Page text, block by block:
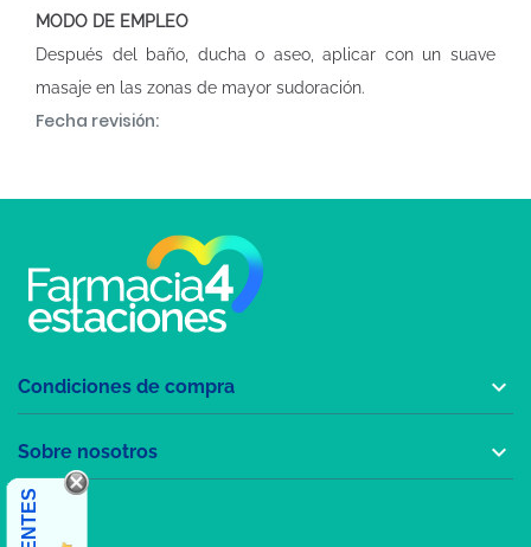
MODO DE EMPLEO
Después del baño, ducha o aseo, aplicar con un suave
masaje en las zonas de mayor sudoración.
Fecha revisión:
Condiciones de compra 
Sobre nosotros 